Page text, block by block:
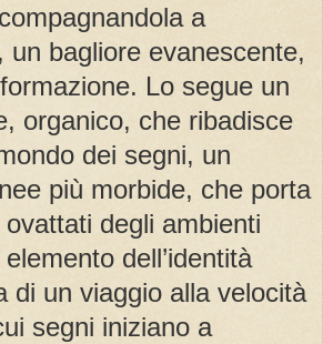
a
un bagliore evanescente,
Lo segue un
organico, che ribadisce
dei segni, un
più morbide, che porta
degli ambienti
dell’identità
di un viaggio alla velocità
segni iniziano a